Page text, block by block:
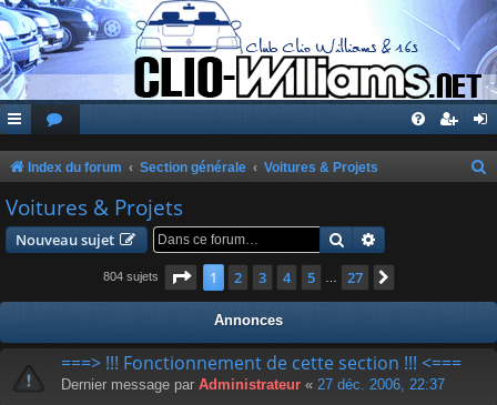
Index du forum Section générale Voitures & Projets
c
Voitures & Projets
Nouveau sujet Rechercher
804 sujets Page 1sur27
1 2 3 4 5 27
Annonces
===> !!! Fonctionnement de cette section !!! <===
Dernier message par Administrateur « 27 déc. 2006, 22:37